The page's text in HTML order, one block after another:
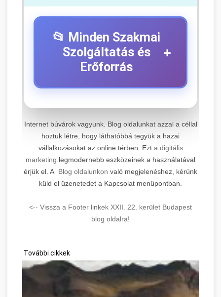
📂 Minden Szakmai
Szolgáltatás és
Erőforrás
+
+
Professzionális elektromos roller javítási és
karbantartási szolgáltatások. Szakértő
technikusaink minőségi szervízt nyújtanak
minden jelentős márkához és modellhez.
roller javítószerviz
📊 2. Online Marketing
Ügynökség
+
Átfogó online marketing szolgáltatások,
és digitális hirdetéseket. Növekedés elérése
aimarketingugynokseg.hu
digitális ügynökségi szolgáltatások
🛴 3. Legjobb Elektromos
Roller
+
elektromos rollereket. Hasonlítsa össze a
legjobb modelleket, funkciókat és árakat
megalapozott vásárlási döntéshez.
🔗 4. Prémium Linképítés +
Magas minőségű backlink beszerzési
szolgáltatások webhelye autoritásának és
Internet búvárok vagyunk. Blog oldalunkat azzal a céllal
hoztuk létre, hogy láthatóbbá tegyük a hazai
vállalkozásokat az online térben. Ezt a digitális
marketing legmodernebb eszközeinek a használatával
érjük el. A Blog oldalunkon való megjelenéshez, kérünk
küld el üzenetedet a Kapcsolat menüpontban.
<-- Vissza a Footer linkek XXII. 22. kerület Budapest
blog oldalra!
További cikkek